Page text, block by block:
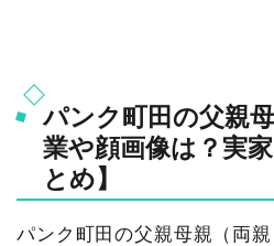
パンク町田の父親
業や顔画像は？実
とめ】
パンク町田の父親母親（両